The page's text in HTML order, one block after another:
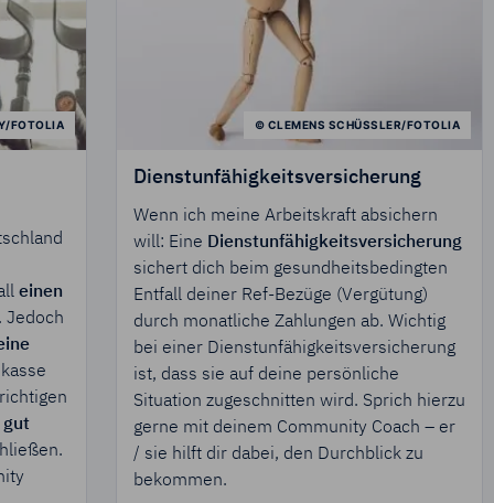
FOTOLIA
einen
. Jedoch
eine
richtigen
gut
© CLEMENS SCHÜSSLER/FOTOLIA
Dienstunfähigkeitsversicherung
Wenn ich meine Arbeitskraft absichern
will: EineDienstunfähigkeitsversicherung
sichert dich beim gesundheitsbedingten
Entfall deiner Ref-Bezüge (Vergütung)
durch monatliche Zahlungen ab. Wichtig
bei einer Dienstunfähigkeitsversicherung
ist, dass sie auf deine persönliche
Situation zugeschnitten wird. Sprich hierzu
gerne mit deinem Community Coach – er
/ sie hilft dir dabei, den Durchblick zu
bekommen.